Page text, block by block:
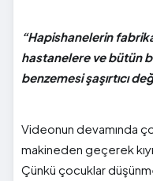
“Hapishanelerin
hastanelere ve bütün
benzemesi şaşırtıcı
Videonun devamında
makineden geçerek
Çünkü çocuklar